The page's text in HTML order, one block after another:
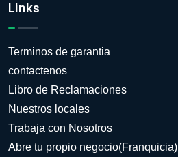
Links
Terminos de garantia
contactenos
Libro de Reclamaciones
Nuestros locales
Trabaja con Nosotros
Abre tu propio negocio(Franquicia)